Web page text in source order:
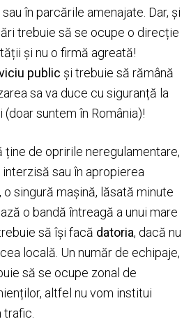
în parcările amenajate. Dar, și
trebuie să se ocupe o direcție
și nu o firmă agreată!
public și trebuie să rămână
sa va duce cu siguranță la
suntem în România)!
ține de opririle neregulamentare,
sau în apropierea
singură mașină, lăsată minute
o bandă întreagă a unui mare
să își facă datoria, dacă nu
locală. Un număr de echipaje,
să se ocupe zonal de
altfel nu vom institui